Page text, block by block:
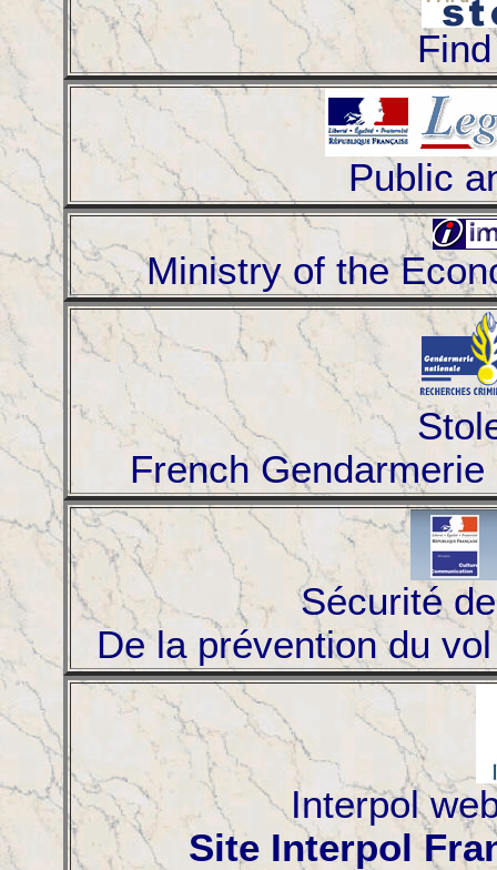
Public
Ministry of the
French
Sécurité
De la prévention du
Interpol
Site Interpol